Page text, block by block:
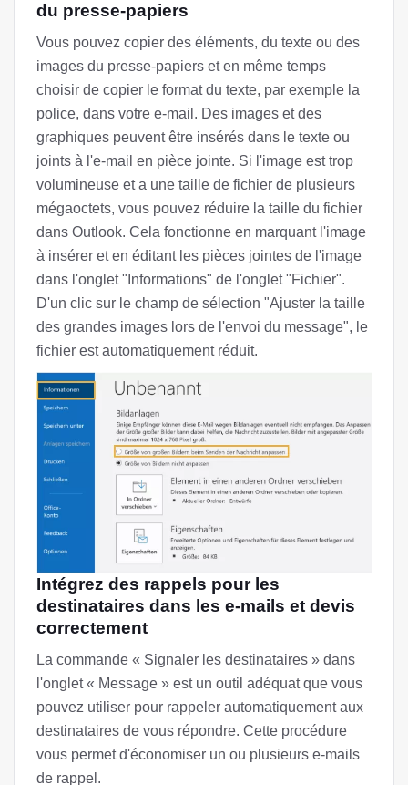
du presse-papiers
Vous pouvez copier des éléments, du texte ou des
images du presse-papiers et en même temps
choisir de copier le format du texte, par exemple la
police, dans votre e-mail. Des images et des
graphiques peuvent être insérés dans le texte ou
joints à l'e-mail en pièce jointe. Si l'image est trop
volumineuse et a une taille de fichier de plusieurs
mégaoctets, vous pouvez réduire la taille du fichier
dans Outlook. Cela fonctionne en marquant l'image
à insérer et en éditant les pièces jointes de l'image
dans l'onglet "Informations" de l'onglet "Fichier".
D'un clic sur le champ de sélection "Ajuster la taille
des grandes images lors de l'envoi du message", le
fichier est automatiquement réduit.
Intégrez des rappels pour les
destinataires dans les e-mails et devis
correctement
La commande « Signaler les destinataires » dans
l'onglet « Message » est un outil adéquat que vous
pouvez utiliser pour rappeler automatiquement aux
destinataires de vous répondre. Cette procédure
vous permet d'économiser un ou plusieurs e-mails
de rappel.